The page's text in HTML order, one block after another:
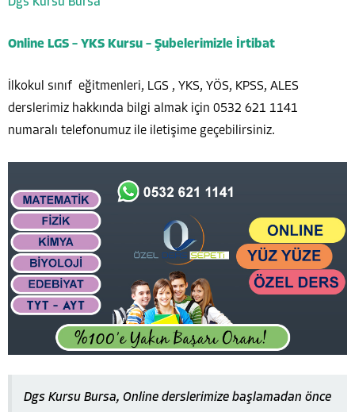
Online LGS – YKS Kursu – Şubelerimizle İrtibat
İlkokul sınıf eğitmenleri, LGS , YKS, YÖS, KPSS, ALES
derslerimiz hakkında bilgi almak için 0532 621 1141
numaralı telefonumuz ile iletişime geçebilirsiniz.
Dgs Kursu Bursa, Online derslerimize başlamadan önce